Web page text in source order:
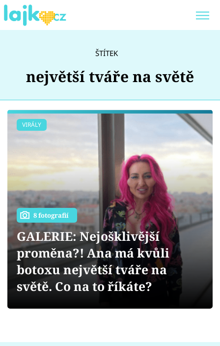
Témata
Youtubeři
Virály
Sex a vztahy
Videa
Sledujte prima+
ŠTÍTEK
největší tváře na světě
VIRÁLY
8 fotografií
GALERIE: Nejošklivější
proměna?! Ana má kvůli
botoxu největší tváře na
světě. Co na to říkáte?